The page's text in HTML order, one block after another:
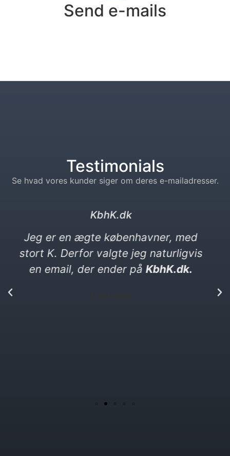
Send e-mails
Testimonials
Se hvad vores kunder siger om deres e-mailadresser.
kebabser. dk
Jeg elsker kebab og vittigheder. Min
nye e-mail må gerne være en
vittighed. Den ender på kebabser. dk​